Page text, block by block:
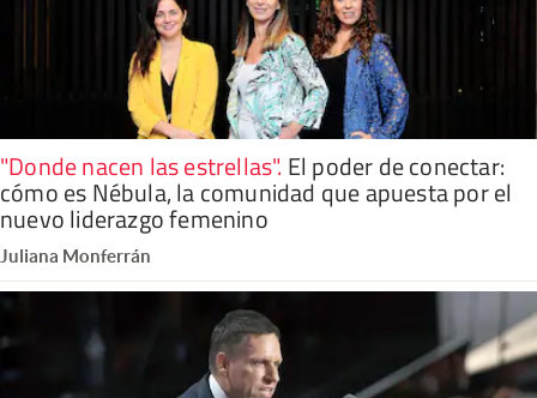
"Donde nacen las estrellas". El poder de conectar:
cómo es Nébula, la comunidad que apuesta por el
nuevo liderazgo femenino
Juliana Monferrán